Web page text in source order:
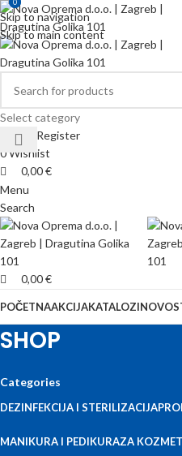
Skip to navigation
Skip to main content
Select category
Login / Register
0 Wishlist
0
0,00€
Menu
Search
0
0,00€
POČETNAAKCIJAKATALOZI
SHOP
Categories
DEZINFEKCIJA I STERILIZACIJA
MANIKURA I PEDIKURAZA